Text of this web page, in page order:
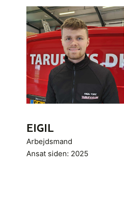
EIGIL
Arbejdsmand
Ansat siden: 2025